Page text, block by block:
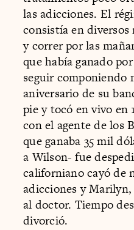
las adicciones. El
consistía en
y correr por las
que había ganado
seguir componiendo
aniversario de su
pie y tocó en vivo en
con el agente de los
que ganaba 35 mil
a Wilson- fue
californiano cayó de
adicciones y
al doctor. Tiempo
divorció.